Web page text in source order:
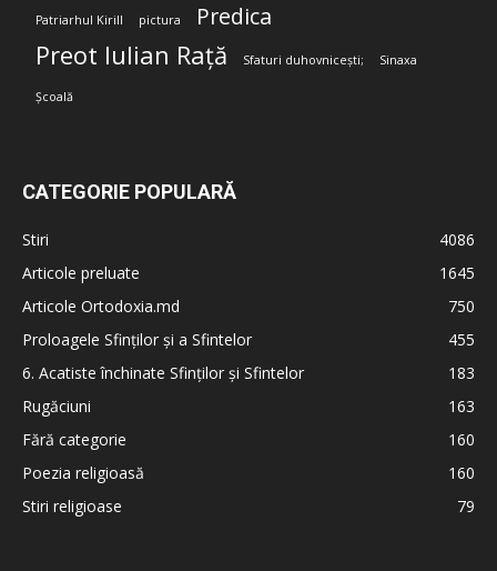
Patriarhul Kirill pictura Predica
Preot Iulian Rață Sfaturi duhovnicești; Sinaxa
Școală
CATEGORIE POPULARĂ
Stiri
4086
Articole preluate
1645
Articole Ortodoxia.md
750
Proloagele Sfinților și a Sfintelor
455
6. Acatiste închinate Sfinților și Sfintelor
183
Rugăciuni
163
Fără categorie
160
Poezia religioasă
160
Stiri religioase
79